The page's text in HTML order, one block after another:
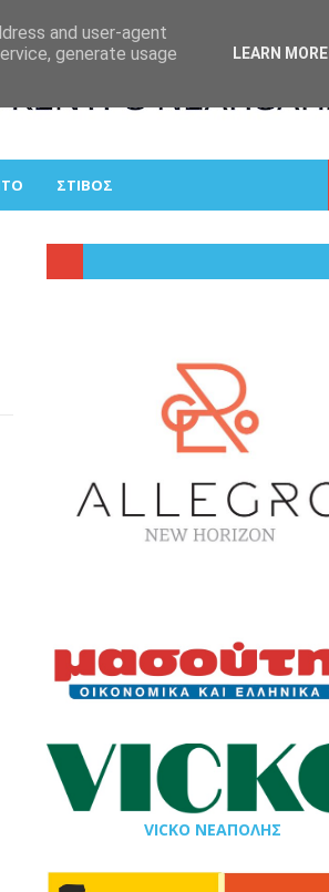
ΣΤΙΒΟΣ
VICKO ΝΕΑΠΟΛΗΣ
and user-agent
generate usage
LEARN MORE